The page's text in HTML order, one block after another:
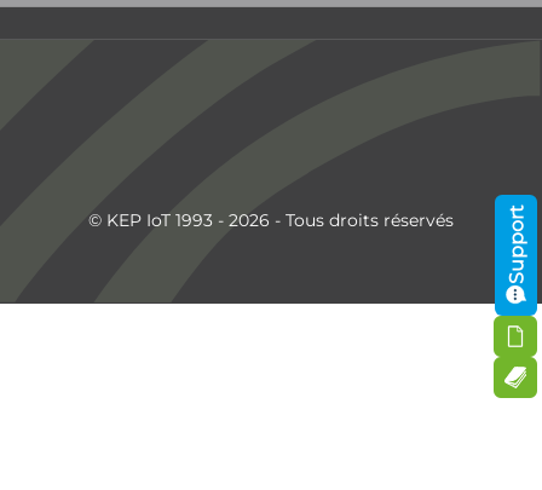
Support
© KEP IoT 1993 - 2026 - Tous droits réservés